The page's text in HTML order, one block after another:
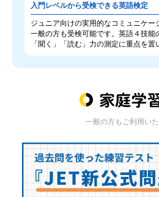
入門レベルから受検できる英語検定
ジュニア向けの実用的なコミュニケー
一般の方も受検可能です。英語４技能
「聞く」「読む」力の測定に重点を置
一般の方もご利用い